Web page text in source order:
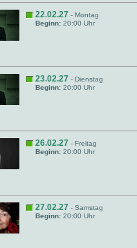
22.02.27 - Montag
Beginn: 20:00 Uhr
23.02.27 - Dienstag
Beginn: 20:00 Uhr
26.02.27 - Freitag
Beginn: 20:00 Uhr
27.02.27 - Samstag
Beginn: 20:00 Uhr